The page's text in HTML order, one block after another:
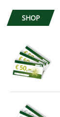
SHOP